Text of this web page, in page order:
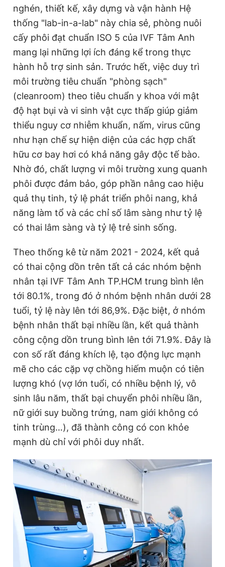
T
i
m
e
i
o
n
nghén, thiết kế, xây dựng và vận hành Hệ
thống "lab-in-a-lab" này chia sẻ, phòng nuôi
cấy phôi đạt chuẩn ISO 5 của IVF Tâm Anh
mang lại những lợi ích đáng kể trong thực
hành hỗ trợ sinh sản. Trước hết, việc duy trì
môi trường tiêu chuẩn "phòng sạch"
(cleanroom) theo tiêu chuẩn y khoa với mật
độ hạt bụi và vi sinh vật cực thấp giúp giảm
thiểu nguy cơ nhiễm khuẩn, nấm, virus cũng
như hạn chế sự hiện diện của các hợp chất
hữu cơ bay hơi có khả năng gây độc tế bào.
Nhờ đó, chất lượng vi môi trường xung quanh
phôi được đảm bảo, góp phần nâng cao hiệu
quả thụ tinh, tỷ lệ phát triển phôi nang, khả
năng làm tổ và các chỉ số lâm sàng như tỷ lệ
có thai lâm sàng và tỷ lệ trẻ sinh sống.
Theo thống kê từ năm 2021 - 2024, kết quả
có thai cộng dồn trên tất cả các nhóm bệnh
nhân tại IVF Tâm Anh TP.HCM trung bình lên
tới 80.1%, trong đó ở nhóm bệnh nhân dưới 28
tuổi, tỷ lệ này lên tới 86,9%. Đặc biệt, ở nhóm
bệnh nhân thất bại nhiều lần, kết quả thành
công cộng dồn trung bình lên tới 71.9%. Đây là
con số rất đáng khích lệ, tạo động lực mạnh
mẽ cho các cặp vợ chồng hiếm muộn có tiên
lượng khó (vợ lớn tuổi, có nhiều bệnh lý, vô
sinh lâu năm, thất bại chuyển phôi nhiều lần,
nữ giới suy buồng trứng, nam giới không có
tinh trùng…), đã thành công có con khỏe
mạnh dù chỉ với phôi duy nhất.